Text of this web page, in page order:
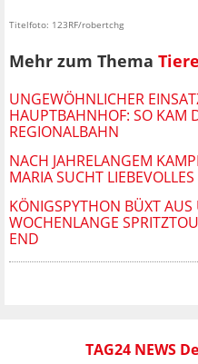
Titelfoto: 123RF/robertchg
Mehr zum Thema Tiere
UNGEWÖHNLICHER
HAUPTBAHNHOF: SO KAM
REGIONALBAHN
NACH JAHRELANGEM
ARIA SUCHT LIEBEVOLLES
KÖNIGSPYTHON BÜXT
WOCHENLANGE
END
TAG24 NEWS